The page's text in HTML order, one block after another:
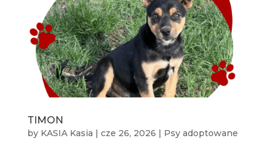
TIMON
by KASIA Kasia | cze 26, 2026 | Psy adoptowane